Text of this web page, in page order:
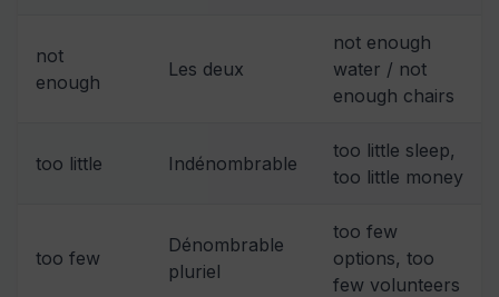
not
enough
Les deux
not enough
water / not
enough chairs
too little Indénombrable
too little sleep,
too little money
too few
Dénombrable
pluriel
too few
options, too
few volunteers